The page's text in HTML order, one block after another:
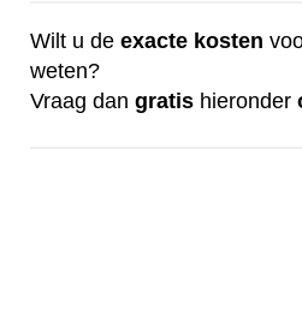
Wilt u de exacte kosten
weten?
Vraag dan gratis hieronder